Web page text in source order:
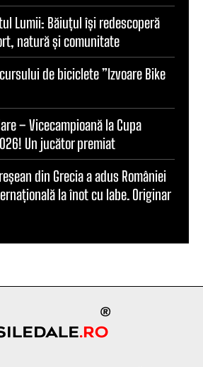
Lumii: Băiuțul își redescoperă
natură și comunitate
de biciclete ”Izvoare Bike
– Vicecampioană la Cupa
Un jucător premiat
din Grecia a adus României
la înot cu labe. Originar